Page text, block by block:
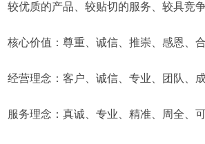
较优质的产品、较贴切的服务、较具竞
核心价值：尊重、诚信、推崇、感恩、
经营理念：客户、诚信、专业、团队、
服务理念：真诚、专业、精准、周全、